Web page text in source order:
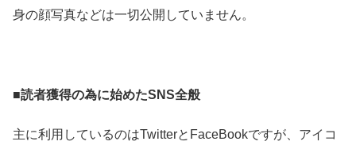
身の顔写真などは一切公開していません。
■読者獲得の為に始めたSNS全般
主に利用しているのはTwitterとFaceBookですが、アイコ